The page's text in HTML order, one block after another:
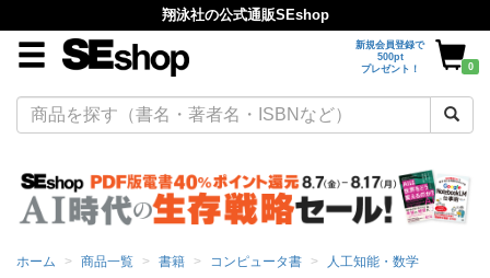
翔泳社の公式通販SEshop
新規会員登録で
500pt
プレゼント！
0
ホーム 商品一覧 書籍 コンピュータ書 人工知能・数学